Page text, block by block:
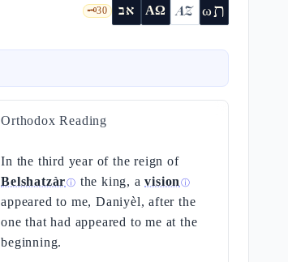
🗝️30 אב ΑΩ AZ ωת
Orthodox Reading
In the third year of the reign of
Belshatzàrⓘ the king, avision ⓘ
appeared to me, Daniyèl, after the
one that had appeared to me at the
beginning.